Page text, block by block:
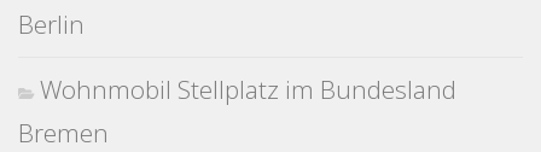
Berlin
Wohnmobil Stellplatz im Bundesland
Bremen